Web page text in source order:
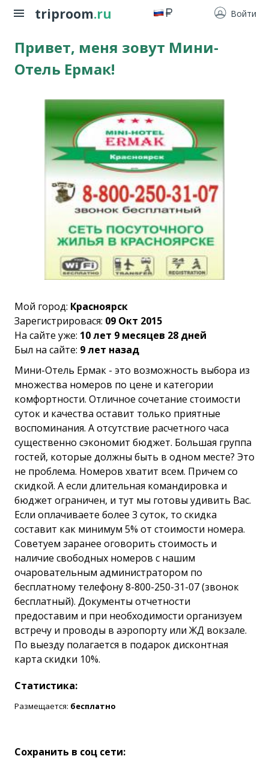
triproom.ru Войти
Привет, меня зовут Мини-
Отель Ермак!
Мой город: Красноярск
Зарегистрировася: 09 Окт 2015
На сайте уже: 10 лет 9 месяцев 28 дней
Был на сайте: 9 лет назад
Мини-Отель Ермак - это возможность выбора из
множества номеров по цене и категории
комфортности. Отличное сочетание стоимости
суток и качества оставит только приятные
воспоминания. А отсутствие расчетного часа
существенно сэкономит бюджет. Большая группа
гостей, которые должны быть в одном месте? Это
не проблема. Номеров хватит всем. Причем со
скидкой. А если длительная командировка и
бюджет ограничен, и тут мы готовы удивить Вас.
Если оплачиваете более 3 суток, то скидка
составит как минимум 5% от стоимости номера.
Советуем заранее оговорить стоимость и
наличие свободных номеров с нашим
очаровательным администратором по
бесплатному телефону 8-800-250-31-07 (звонок
бесплатный). Документы отчетности
предоставим и при необходимости организуем
встречу и проводы в аэропорту или ЖД вокзале.
По выезду полагается в подарок дисконтная
карта скидки 10%.
Статистика:
Размещается: бесплатно
Сохранить в соц сети: